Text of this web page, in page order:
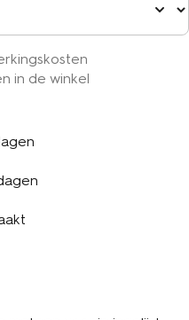
in de winkel